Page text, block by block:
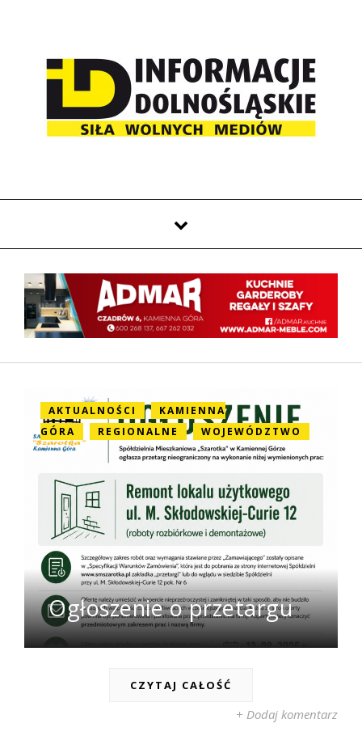
Ogłoszenie o przetargu
AKTUALNOŚCI
KAMIENNA
GÓRA
REGIONALNE WOJEWÓDZTWO
CZYTAJ CAŁOŚĆ
+ Dodaj komentarz